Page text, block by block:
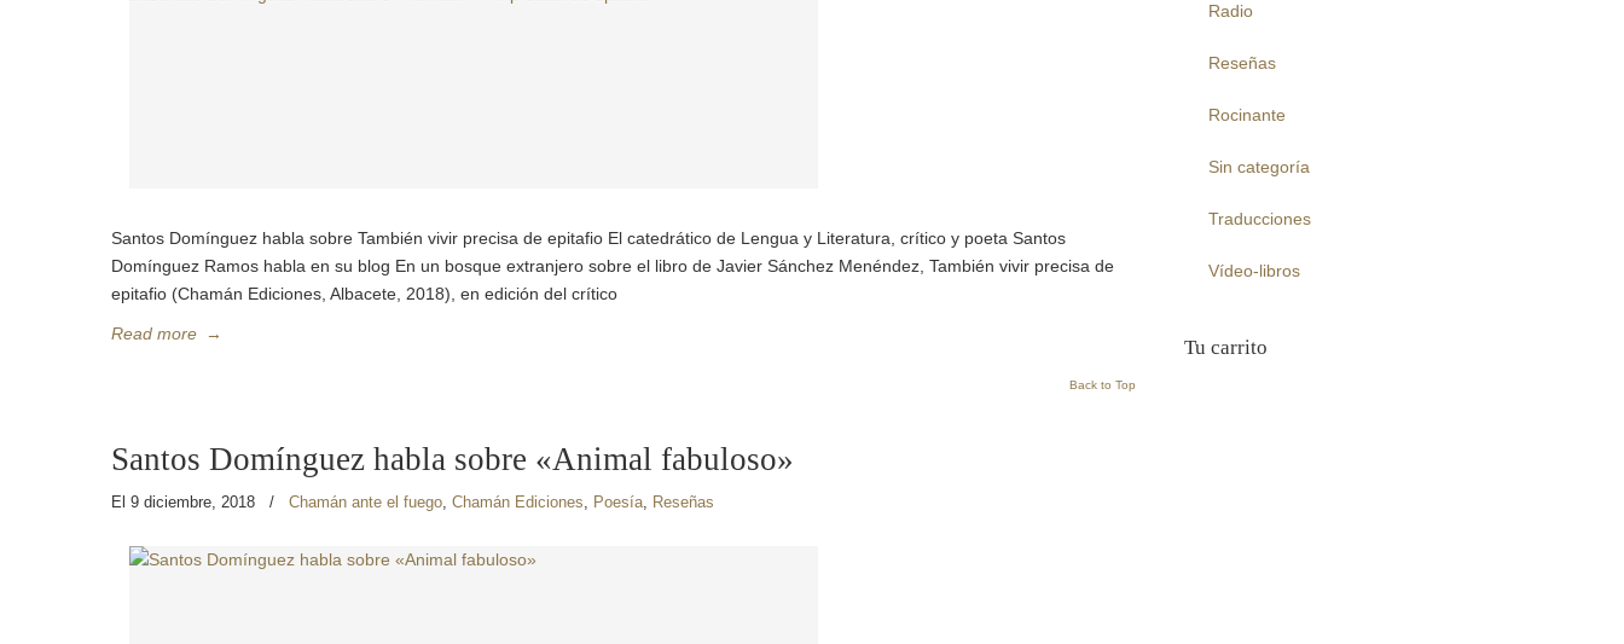
Santos Domínguez habla sobre También vivir precisa de epitafio El catedrático de Lengua y Literatura, crítico y poeta Santos
Domínguez Ramos habla en su blog En un bosque extranjero sobre el libro de Javier Sánchez Menéndez, También vivir precisa de
epitafio (Chamán Ediciones, Albacete, 2018), en edición del crítico
Read more →
Back to Top
Santos Domínguez habla sobre «Animal fabuloso»
El 9 diciembre, 2018 / Chamán ante el fuego, Chamán Ediciones, Poesía, Reseñas
Radio
Reseñas
Rocinante
Sin categoría
Traducciones
Vídeo-libros
Tu carrito